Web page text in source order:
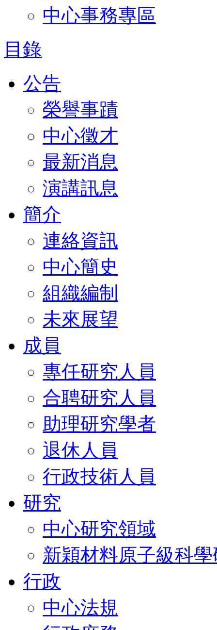
中心事務專區
目錄
公告
榮譽事蹟
中心徵才
最新消息
演講訊息
簡介
連絡資訊
中心簡史
組織編制
未來展望
成員
專任研究人員
合聘研究人員
助理研究學者
退休人員
行政技術人員
研究
中心研究領域
新穎材料原子級科
行政
中心法規